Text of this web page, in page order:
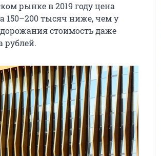
рынке в 2019 году цена
150–200 тысяч ниже, чем у
стоимость даже
рублей.